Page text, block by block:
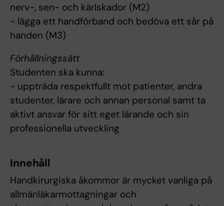
nerv-, sen- och kärlskador (M2)
- lägga ett handförband och bedöva ett sår på
handen (M3)
Förhållningssätt
Studenten ska kunna:
- uppträda respektfullt mot patienter, andra
studenter, lärare och annan personal samt ta
aktivt ansvar för sitt eget lärande och sin
professionella utveckling
Innehåll
Handkirurgiska åkommor är mycket vanliga på
allmänläkarmottagningar och